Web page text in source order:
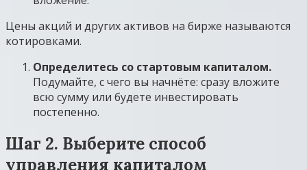
Цены акций и других активов на бирже называются
котировками.
Определитесь со стартовым капиталом.
Подумайте, с чего вы начнёте: сразу вложите
всю сумму или будете инвестировать
постепенно.
Шаг 2. Выберите способ
управления капиталом